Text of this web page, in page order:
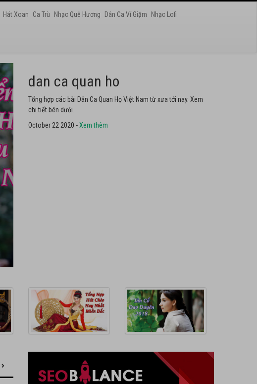
Hát Xoan Ca Trù Nhạc Quê Hương Dân Ca Ví Giặm Nhạc Lofi
hat chau van
Tuyển tập các ca khúc hát Chầu Văn hay nhất ở Việt Nam. Không
thể không nghe thử.
October 22 2020 -Xem thêm